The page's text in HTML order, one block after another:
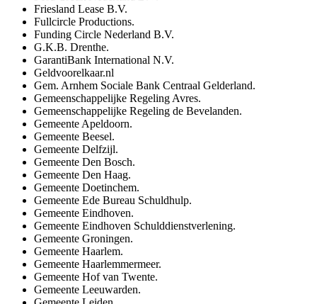
Friesland Lease B.V.
Fullcircle Productions.
Funding Circle Nederland B.V.
G.K.B. Drenthe.
GarantiBank International N.V.
Geldvoorelkaar.nl
Gem. Arnhem Sociale Bank Centraal Gelderland.
Gemeenschappelijke Regeling Avres.
Gemeenschappelijke Regeling de Bevelanden.
Gemeente Apeldoorn.
Gemeente Beesel.
Gemeente Delfzijl.
Gemeente Den Bosch.
Gemeente Den Haag.
Gemeente Doetinchem.
Gemeente Ede Bureau Schuldhulp.
Gemeente Eindhoven.
Gemeente Eindhoven Schulddienstverlening.
Gemeente Groningen.
Gemeente Haarlem.
Gemeente Haarlemmermeer.
Gemeente Hof van Twente.
Gemeente Leeuwarden.